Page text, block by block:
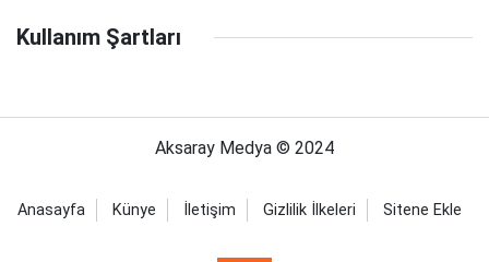
Kullanım Şartları
Aksaray Medya © 2024
Anasayfa Künye İletişim Gizlilik İlkeleri Sitene Ekle